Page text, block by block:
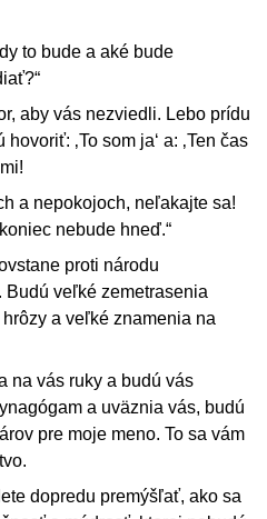
to bude a aké bude
aby vás nezviedli. Lebo prídu
‚To som ja‘ a: ‚Ten čas
a nepokojoch, neľakajte sa!
nebude hneď.“
proti národu
veľké zemetrasenia
a veľké znamenia na
na vás ruky a budú vás
a uväznia vás, budú
pre moje meno. To sa vám
dopredu premýšľať, ako sa